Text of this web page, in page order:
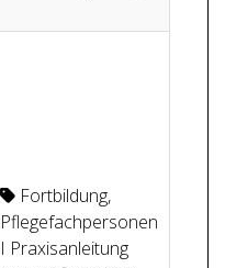
Fortbildung,
Pflegefachpersonen
I Praxisanleitung